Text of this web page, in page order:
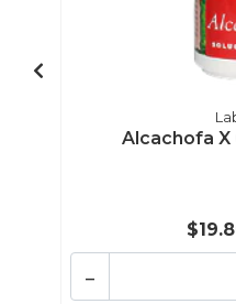
Alcachofa X
-